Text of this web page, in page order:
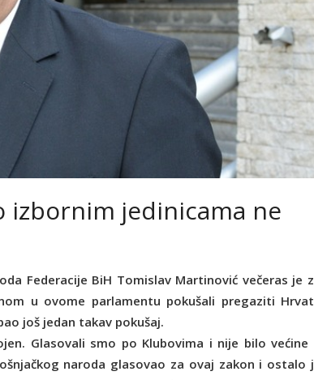
izbornim jedinicama ne
Federacije BiH Tomislav Martinović večeras je
u ovome parlamentu pokušali pregaziti
još jedan takav pokušaj.
Glasovali smo po Klubovima i nije bilo većine
naroda glasovao za ovaj zakon i ostalo